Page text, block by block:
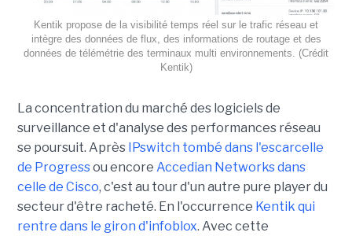
Kentik propose de la visibilité temps réel sur le trafic réseau et
intègre des données de flux, des informations de routage et des
données de télémétrie des terminaux multi environnements. (Crédit
Kentik)
La concentration du marché des logiciels de
surveillance et d'analyse des performances réseau
se poursuit. Après IPswitch tombé dans l'escarcelle
de Progressou encore Accedian Networks dans
celle de Cisco, c'est au tour d'un autre pure player du
secteur d'être racheté. En l'occurrence Kentik qui
rentre dans le giron d'infoblox. Avec cette